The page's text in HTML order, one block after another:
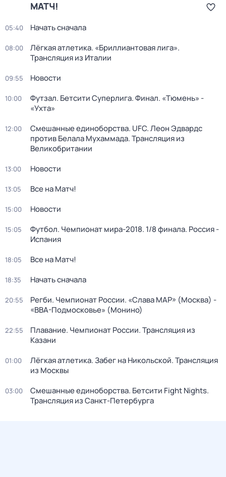
МАТЧ!
05:40 Начать сначала
08:00
Лёгкая атлетика. «Бриллиантовая лига».
Трансляция из Италии
09:55 Новости
10:00
Футзал. Бетсити Суперлига. Финал. «Тюмень» -
«Ухта»
12:00
Смешанные единоборства. UFC. Леон Эдвардс
против Белала Мухаммада. Трансляция из
Великобритании
13:00 Новости
13:05 Все на Матч!
15:00 Новости
15:05
Футбол. Чемпионат мира-2018. 1/8 финала. Россия -
Испания
18:05 Все на Матч!
18:35 Начать сначала
20:55
Регби. Чемпионат России. «Слава МАР» (Москва) -
«ВВА-Подмосковье» (Монино)
22:55
Плавание. Чемпионат России. Трансляция из
Казани
01:00
Лёгкая атлетика. Забег на Никольской. Трансляция
из Москвы
03:00
Смешанные единоборства. Бетсити Fight Nights.
Трансляция из Санкт-Петербурга